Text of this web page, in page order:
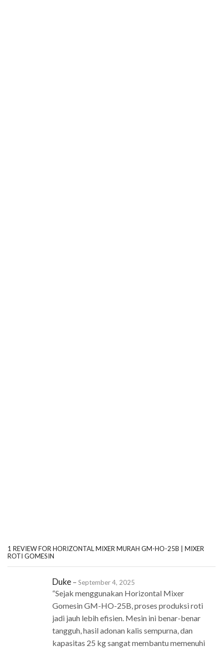
1 REVIEW FOR HORIZONTAL MIXER MURAH GM-HO-25B | MIXER
ROTI GOMESIN
Duke – September 4, 2025
“Sejak menggunakan Horizontal Mixer
Gomesin GM-HO-25B, proses produksi roti
jadi jauh lebih efisien. Mesin ini benar-benar
tangguh, hasil adonan kalis sempurna, dan
kapasitas 25 kg sangat membantu memenuhi